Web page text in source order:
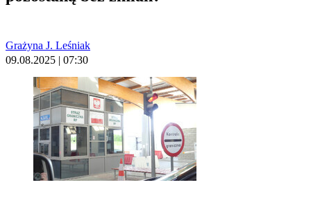
Grażyna J. Leśniak
09.08.2025 | 07:30